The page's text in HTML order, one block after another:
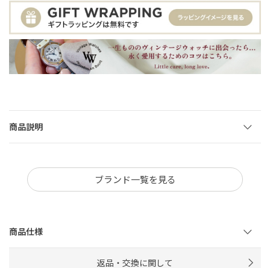
商品説明
ブランド一覧を見る
商品仕様
返品・交換に関して